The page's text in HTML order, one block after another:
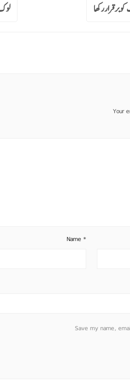
Your
Name*
Save my name,